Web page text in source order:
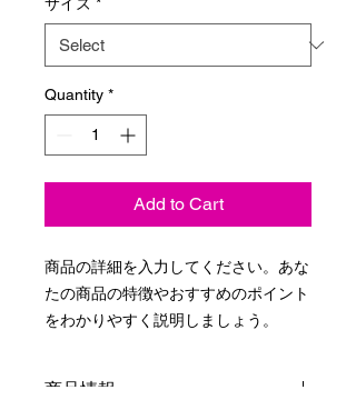
Quantity *
Add to Cart
商品の詳細を入力してください。あな
たの商品の特徴やおすすめのポイント
をわかりやすく説明しましょう。
商品情報